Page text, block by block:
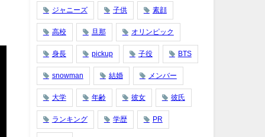
ジャニーズ 子供 素顔
高校 旦那 オリンピック
身長 pickup 子役 BTS
snowman 結婚 メンバー
大学 年齢 彼女 彼氏
ランキング 学歴 PR